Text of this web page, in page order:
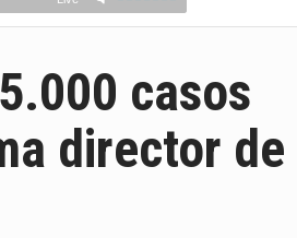
casos
director de